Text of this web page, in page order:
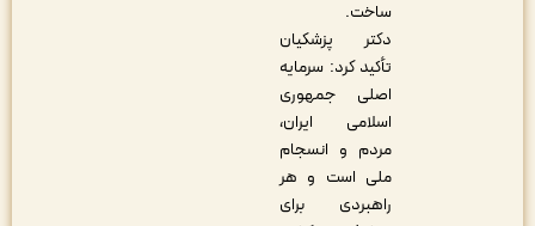
دکتر پزشکیان
تأکید کرد: سرمایه
اصلی جمهوری
اسلامی ایران،
مردم و انسجام
ملی است و هر
راهبردی برای